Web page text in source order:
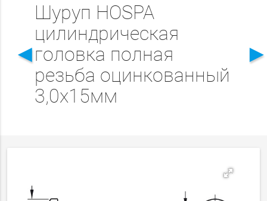
◄
Шуруп HOSPA
цилиндрическая
головка полная
резьба оцинкованный
3,0x15мм